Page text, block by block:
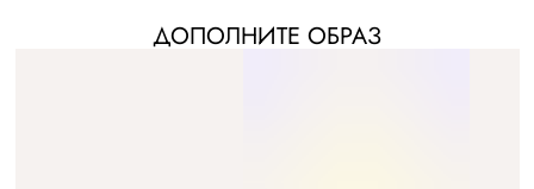
ДОПОЛНИТЕ ОБРАЗ